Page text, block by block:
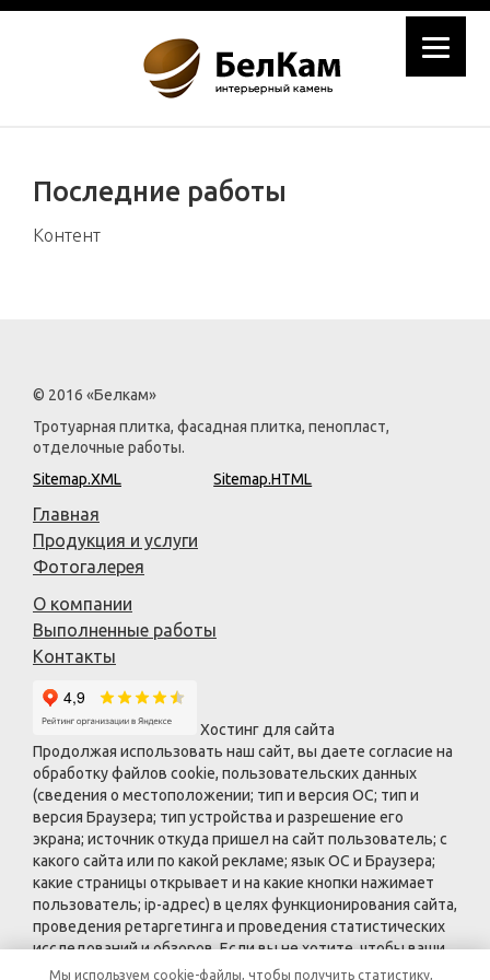
Последние работы
Контент
© 2016 «Белкам»
Тротуарная плитка, фасадная плитка, пенопласт,
отделочные работы.
Sitemap.XML
Sitemap.HTML
Главная
Продукция и услуги
Фотогалерея
О компании
Выполненные работы
Контакты
Хостинг для сайта
Продолжая использовать наш сайт, вы даете согласие на
обработку файлов cookie, пользовательских данных
(сведения о местоположении; тип и версия ОС; тип и
версия Браузера; тип устройства и разрешение его
экрана; источник откуда пришел на сайт пользователь; с
какого сайта или по какой рекламе; язык ОС и Браузера;
какие страницы открывает и на какие кнопки нажимает
пользователь; ip-адрес) в целях функционирования сайта,
проведения ретаргетинга и проведения статистических
исследований и обзоров. Если вы не хотите, чтобы ваши
данные обрабатывались, покиньте сайт.
Мы используем cookie-файлы, чтобы получить статистику,